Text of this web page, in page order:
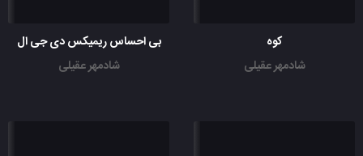
کوه
شادمهر عقیلی
بی احساس ریمیکس دی جی ال
شادمهر عقیلی